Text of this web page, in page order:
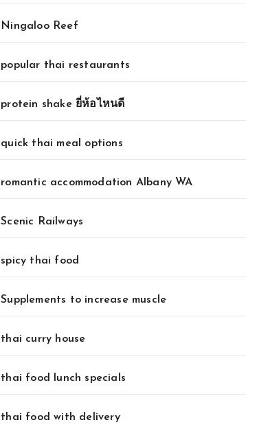
Ningaloo Reef
popular thai restaurants
protein shake ยี่ห้อไหนดี
quick thai meal options
romantic accommodation Albany WA
Scenic Railways
spicy thai food
Supplements to increase muscle
thai curry house
thai food lunch specials
thai food with delivery